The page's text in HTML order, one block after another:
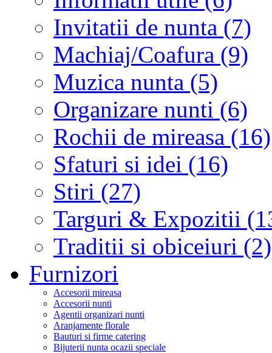
Invitatii de nunta (7)
Machiaj/Coafura (9)
Muzica nunta (5)
Organizare nunti (6)
Rochii de mireasa (16)
Sfaturi si idei (16)
Stiri (27)
Targuri & Expozitii
Traditii si obiceiuri (2)
Furnizori
Accesorii mireasa
Accesorii nunti
Agentii organizari nunti
Aranjamente florale
Bauturi si firme catering
Bijuterii nunta ocazii speciale